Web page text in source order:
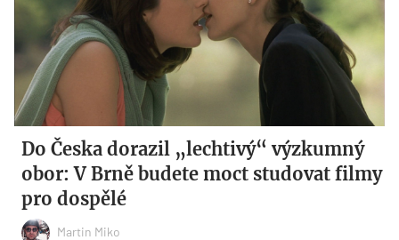
Do Česka dorazil „lechtivý“ výzkumný
obor: V Brně budete moct studovat filmy
pro dospělé
Martin Miko